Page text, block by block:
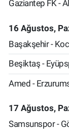
Gaziantep FK -
16 Ağustos,
Başakşehir -
Beşiktaş -
Amed -
17 Ağustos,
Samsunspor -